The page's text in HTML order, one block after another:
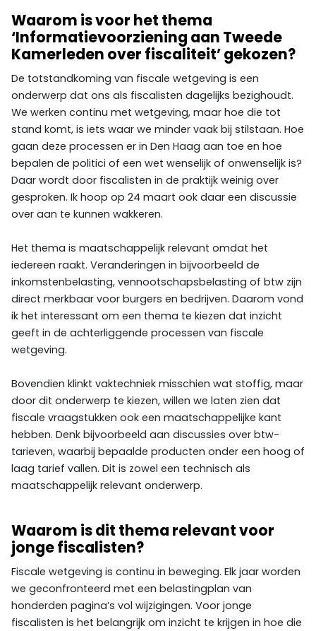
Waarom is voor het thema
‘Informatievoorziening aan Tweede
Kamerleden over fiscaliteit’ gekozen?
De totstandkoming van fiscale wetgeving is een
onderwerp dat ons als fiscalisten dagelijks bezighoudt.
We werken continu met wetgeving, maar hoe die tot
stand komt, is iets waar we minder vaak bij stilstaan. Hoe
gaan deze processen er in Den Haag aan toe en hoe
bepalen de politici of een wet wenselijk of onwenselijk is?
Daar wordt door fiscalisten in de praktijk weinig over
gesproken. Ik hoop op 24 maart ook daar een discussie
over aan te kunnen wakkeren.
Het thema is maatschappelijk relevant omdat het
iedereen raakt. Veranderingen in bijvoorbeeld de
inkomstenbelasting, vennootschapsbelasting of btw zijn
direct merkbaar voor burgers en bedrijven. Daarom vond
ik het interessant om een thema te kiezen dat inzicht
geeft in de achterliggende processen van fiscale
wetgeving.
Bovendien klinkt vaktechniek misschien wat stoffig, maar
door dit onderwerp te kiezen, willen we laten zien dat
fiscale vraagstukken ook een maatschappelijke kant
hebben. Denk bijvoorbeeld aan discussies over btw-
tarieven, waarbij bepaalde producten onder een hoog of
laag tarief vallen. Dit is zowel een technisch als
maatschappelijk relevant onderwerp.
Waarom is dit thema relevant voor
jonge fiscalisten?
Fiscale wetgeving is continu in beweging. Elk jaar worden
we geconfronteerd met een belastingplan van
honderden pagina’s vol wijzigingen. Voor jonge
fiscalisten is het belangrijk om inzicht te krijgen in hoe die